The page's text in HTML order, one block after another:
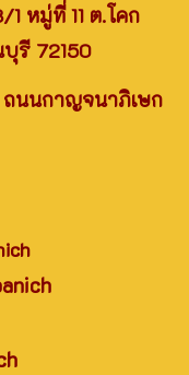
หมู่ที่ 11 ต.โคก
รี 72150
นนกาญจนาภิเษก